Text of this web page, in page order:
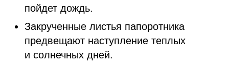
пойдет дождь.
Закрученные листья папоротника
предвещают наступление теплых
и солнечных дней.